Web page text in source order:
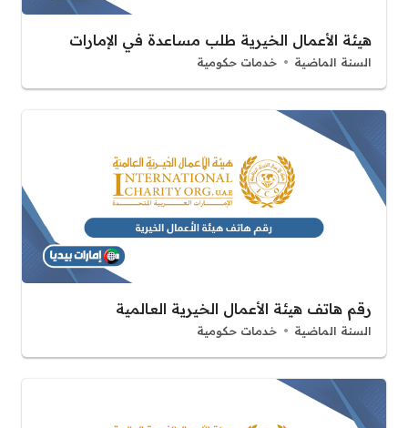
هيئة الأعمال الخيرية طلب مساعدة في الإمارات
السنة الماضية خدمات حكومية
رقم هاتف هيئة الأعمال الخيرية العالمية
السنة الماضية خدمات حكومية